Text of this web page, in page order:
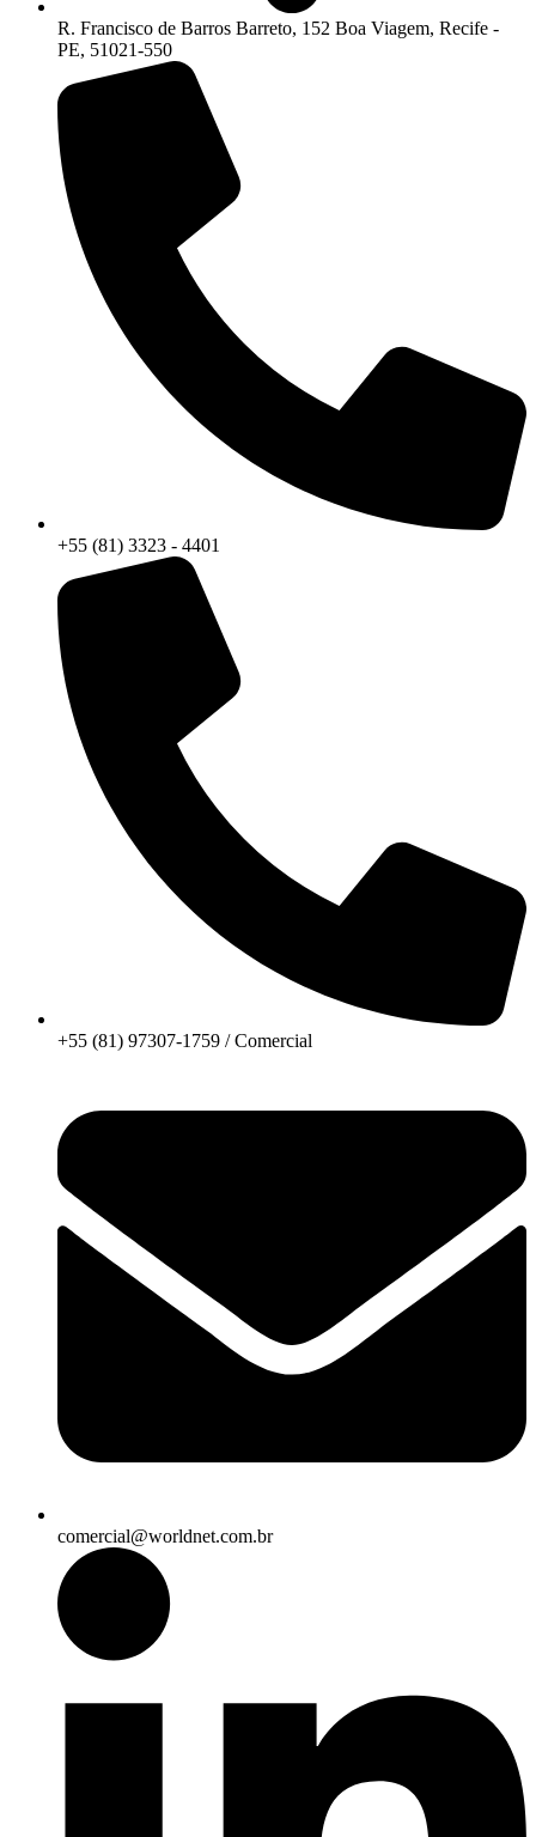
R. Francisco de Barros Barreto, 152 Boa Viagem, Recife -
PE, 51021-550
+55 (81) 3323 - 4401
+55 (81) 97307-1759 / Comercial
comercial@worldnet.com.br